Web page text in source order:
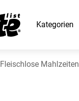
Kategorien
Fleischlose Mahlzeiten